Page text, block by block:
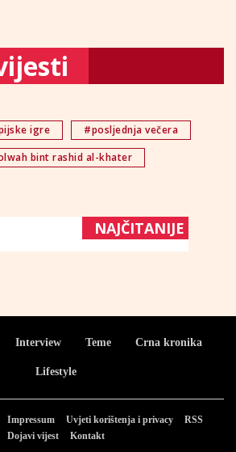
igre
#posljednja večera
bint rashid al-khater
NAJČITANIJE
Interview Teme Crna kronika
Lifestyle
Impressum Uvjeti korištenja i privacy
RSS
Dojavi vijest
Kontakt